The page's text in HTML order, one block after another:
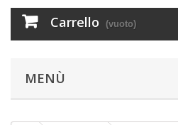
Carrello (vuoto)
MENÙ